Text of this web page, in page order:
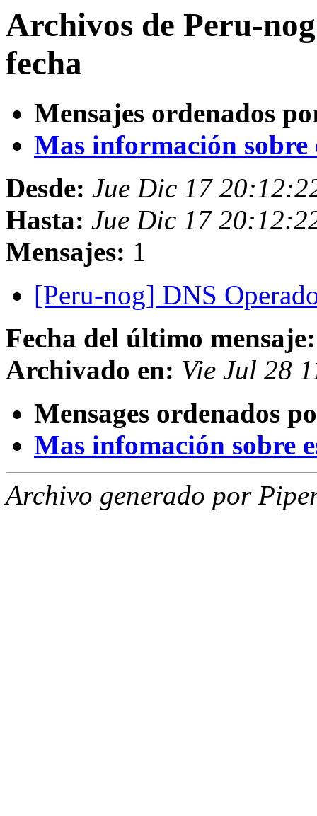
Archivos de Peru-
fecha
Mensajes ordenados
Mas información sobre
Desde: Jue Dic 17
Hasta: Jue Dic 17
Mensajes: 1
[Peru-nog] DNS
Fecha del último mensaje:
Archivado en: Vie Jul 28
Mensages ordenados
Mas infomación sobre
Archivo generado por